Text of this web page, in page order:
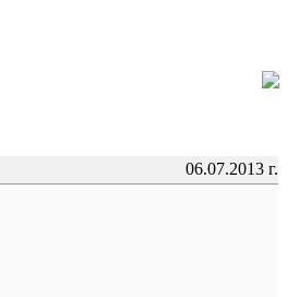
06.07.2013 г.